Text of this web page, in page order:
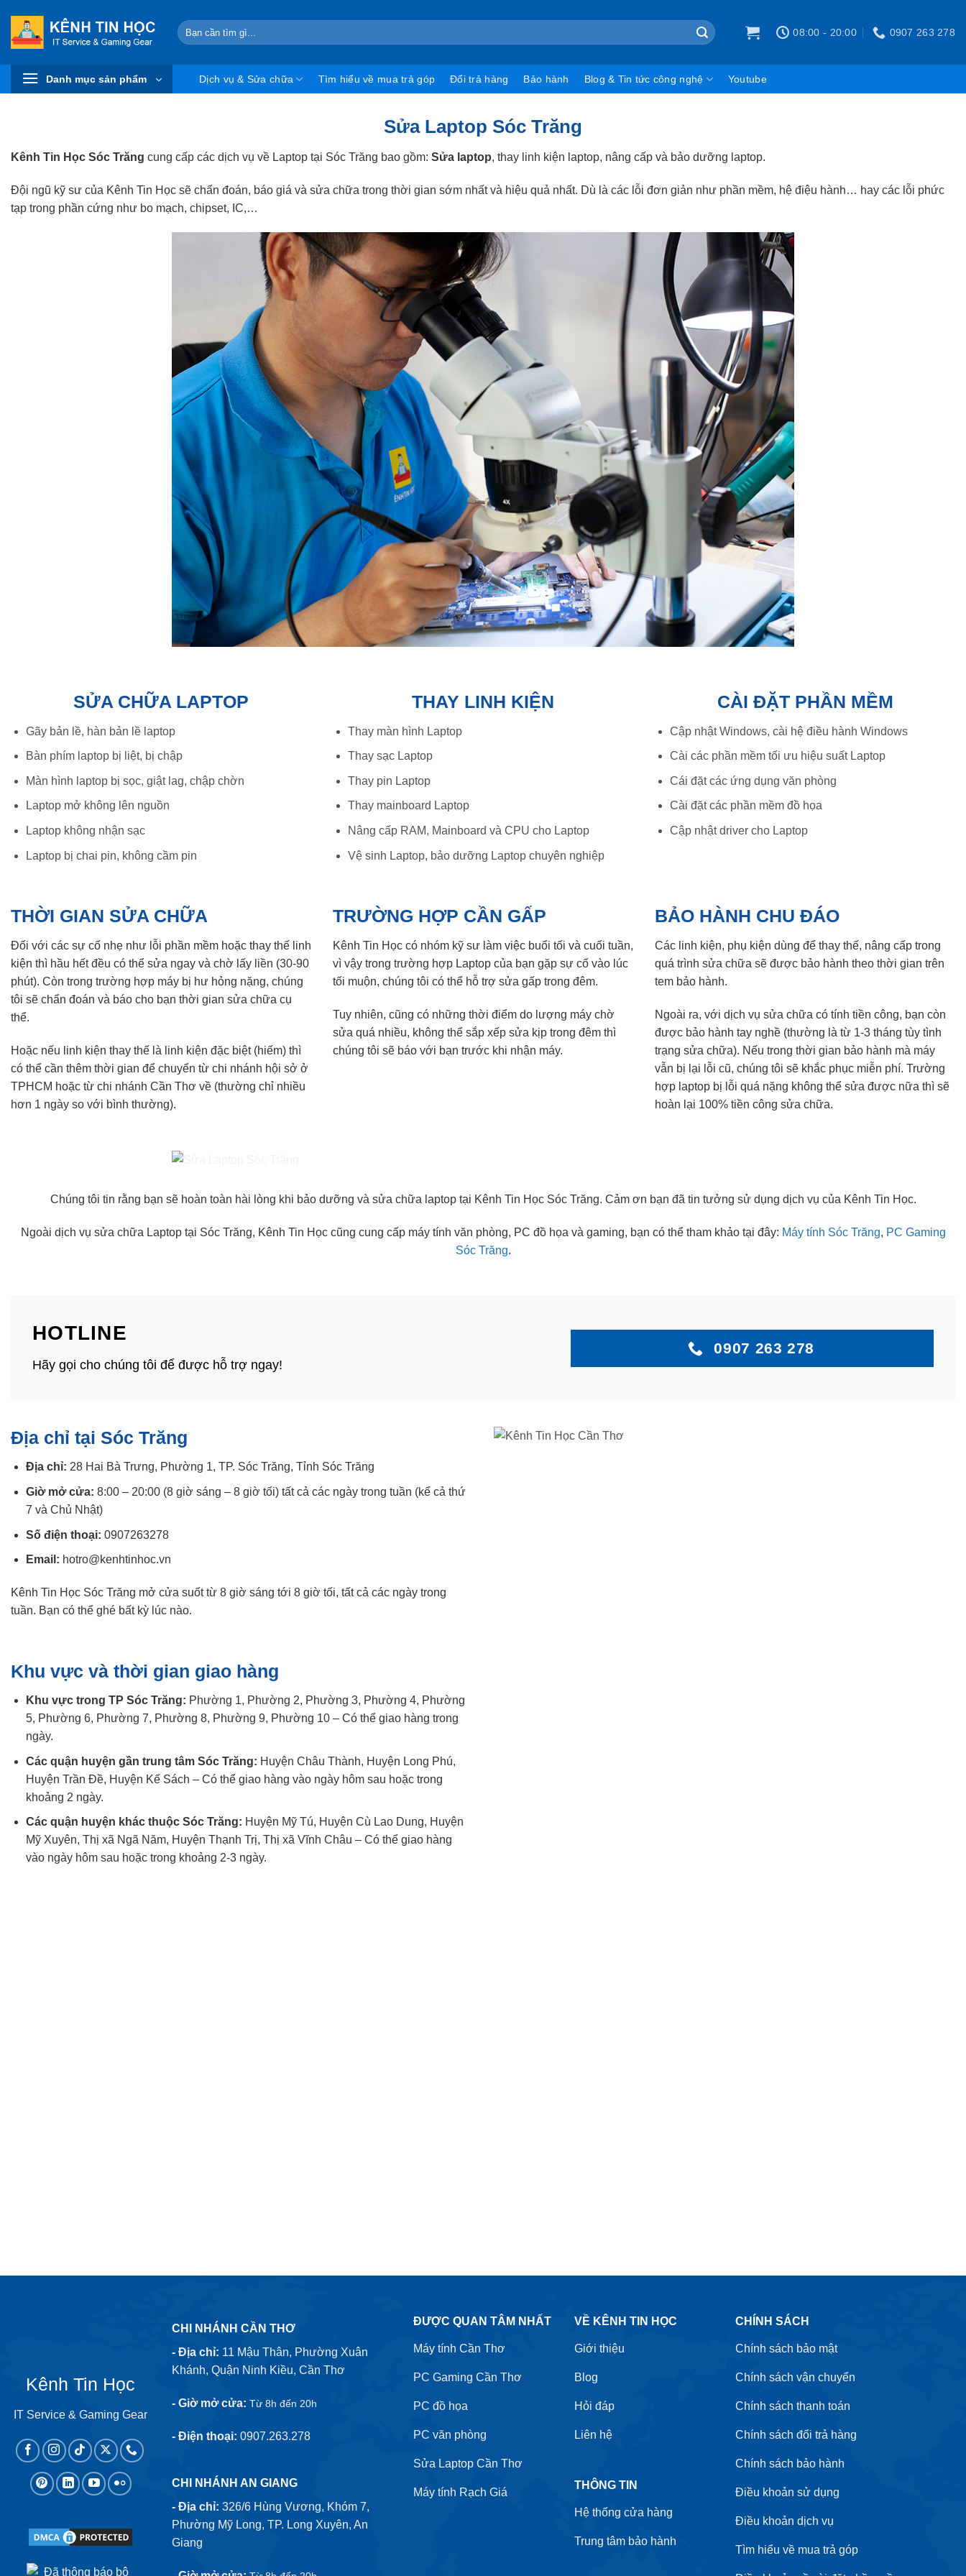
content
Search
for:
08:00 - 20:00 0907 263 278
Danh mục sản phẩm Dịch vụ & Sửa chữa Tìm hiểu về mua trả góp Đổi trả hàng Bảo hành Blog & Tin tức công nghệ Youtube
Sửa Laptop Sóc Trăng
Kênh Tin Học Sóc Trăng cung cấp các dịch vụ về Laptop tại Sóc Trăng bao gồm: Sửa laptop, thay linh kiện laptop, nâng cấp và bảo dưỡng laptop.
Đội ngũ kỹ sư của Kênh Tin Học sẽ chẩn đoán, báo giá và sửa chữa trong thời gian sớm nhất và hiệu quả nhất. Dù là các lỗi đơn giản như phần mềm, hệ điệu hành… hay các lỗi phức
tạp trong phần cứng như bo mạch, chipset, IC,…
SỬA CHỮA LAPTOP
Gãy bản lề, hàn bản lề laptop
Bàn phím laptop bị liệt, bị chập
Màn hình laptop bị sọc, giật lag, chập chờn
Laptop mở không lên nguồn
Laptop không nhận sạc
Laptop bị chai pin, không cầm pin
THAY LINH KIỆN
Thay màn hình Laptop
Thay sạc Laptop
Thay pin Laptop
Thay mainboard Laptop
Nâng cấp RAM, Mainboard và CPU cho Laptop
Vệ sinh Laptop, bảo dưỡng Laptop chuyên nghiệp
CÀI ĐẶT PHẦN MỀM
Cập nhật Windows, cài hệ điều hành Windows
Cài các phần mềm tối ưu hiệu suất Laptop
Cái đặt các ứng dụng văn phòng
Cài đặt các phần mềm đồ họa
Cập nhật driver cho Laptop
THỜI GIAN SỬA CHỮA
Đối với các sự cố nhẹ như lỗi phần mềm hoặc thay thế linh
kiện thì hầu hết đều có thể sửa ngay và chờ lấy liền (30-90
phút). Còn trong trường hợp máy bị hư hỏng nặng, chúng
tôi sẽ chẩn đoán và báo cho bạn thời gian sửa chữa cụ
thể.
Hoặc nếu linh kiện thay thế là linh kiện đặc biệt (hiếm) thì
có thể cần thêm thời gian để chuyển từ chi nhánh hội sở ở
TPHCM hoặc từ chi nhánh Cần Thơ về (thường chỉ nhiều
hơn 1 ngày so với bình thường).
TRƯỜNG HỢP CẦN GẤP
Kênh Tin Học có nhóm kỹ sư làm việc buổi tối và cuối tuần,
vì vậy trong trường hợp Laptop của bạn gặp sự cố vào lúc
tối muộn, chúng tôi có thể hỗ trợ sửa gấp trong đêm.
Tuy nhiên, cũng có những thời điểm do lượng máy chờ
sửa quá nhiều, không thể sắp xếp sửa kịp trong đêm thì
chúng tôi sẽ báo với bạn trước khi nhận máy.
BẢO HÀNH CHU ĐÁO
Các linh kiện, phụ kiện dùng để thay thế, nâng cấp trong
quá trình sửa chữa sẽ được bảo hành theo thời gian trên
tem bảo hành.
Ngoài ra, với dịch vụ sửa chữa có tính tiền công, bạn còn
được bảo hành tay nghề (thường là từ 1-3 tháng tùy tình
trạng sửa chữa). Nếu trong thời gian bảo hành mà máy
vẫn bị lại lỗi cũ, chúng tôi sẽ khắc phục miễn phí. Trường
hợp laptop bị lỗi quá nặng không thể sửa được nữa thì sẽ
hoàn lại 100% tiền công sửa chữa.
Chúng tôi tin rằng bạn sẽ hoàn toàn hài lòng khi bảo dưỡng và sửa chữa laptop tại Kênh Tin Học Sóc Trăng. Cảm ơn bạn đã tin tưởng sử dụng dịch vụ của Kênh Tin Học.
Ngoài dịch vụ sửa chữa Laptop tại Sóc Trăng, Kênh Tin Học cũng cung cấp máy tính văn phòng, PC đồ họa và gaming, bạn có thể tham khảo tại đây: Máy tính Sóc Trăng, PC Gaming
Sóc Trăng.
HOTLINE
Hãy gọi cho chúng tôi để được hỗ trợ ngay!
0907 263 278
Địa chỉ tại Sóc Trăng
Địa chỉ: 28 Hai Bà Trưng, Phường 1, TP. Sóc Trăng, Tỉnh Sóc Trăng
Giờ mở cửa: 8:00 – 20:00 (8 giờ sáng – 8 giờ tối) tất cả các ngày trong tuần (kể cả thứ
7 và Chủ Nhật)
Số điện thoại: 0907263278
Email: hotro@kenhtinhoc.vn
Kênh Tin Học Sóc Trăng mở cửa suốt từ 8 giờ sáng tới 8 giờ tối, tất cả các ngày trong
tuần. Bạn có thể ghé bất kỳ lúc nào.
Khu vực và thời gian giao hàng
Khu vực trong TP Sóc Trăng: Phường 1, Phường 2, Phường 3, Phường 4, Phường
5, Phường 6, Phường 7, Phường 8, Phường 9, Phường 10 – Có thể giao hàng trong
ngày.
Các quận huyện gần trung tâm Sóc Trăng: Huyện Châu Thành, Huyện Long Phú,
Huyện Trần Đề, Huyện Kế Sách – Có thể giao hàng vào ngày hôm sau hoặc trong
khoảng 2 ngày.
Các quận huyện khác thuộc Sóc Trăng: Huyện Mỹ Tú, Huyện Cù Lao Dung, Huyện
Mỹ Xuyên, Thị xã Ngã Năm, Huyện Thạnh Trị, Thị xã Vĩnh Châu – Có thể giao hàng
vào ngày hôm sau hoặc trong khoảng 2-3 ngày.
Kênh Tin Học
IT Service & Gaming Gear
CHI NHÁNH CẦN THƠ
- Địa chỉ: 11 Mậu Thân, Phường Xuân
Khánh, Quận Ninh Kiều, Cần Thơ
- Giờ mở cửa: Từ 8h đến 20h
- Điện thoại: 0907.263.278
CHI NHÁNH AN GIANG
- Địa chỉ: 326/6 Hùng Vương, Khóm 7,
Phường Mỹ Long, TP. Long Xuyên, An
Giang
ĐƯỢC QUAN TÂM NHẤT
Máy tính Cần Thơ
PC Gaming Cần Thơ
PC đồ họa
PC văn phòng
Sửa Laptop Cần Thơ
Máy tính Rạch Giá
VỀ KÊNH TIN HỌC
Giới thiệu
Blog
Hỏi đáp
Liên hệ
THÔNG TIN
Hệ thống cửa hàng
Trung tâm bảo hành
CHÍNH SÁCH
Chính sách bảo mật
Chính sách vận chuyển
Chính sách thanh toán
Chính sách đổi trả hàng
Chính sách bảo hành
Điều khoản sử dụng
Điều khoản dịch vụ
Tìm hiểu về mua trả góp